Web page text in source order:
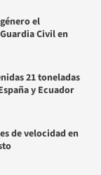
el
Civil en
21 toneladas
y Ecuador
de velocidad en